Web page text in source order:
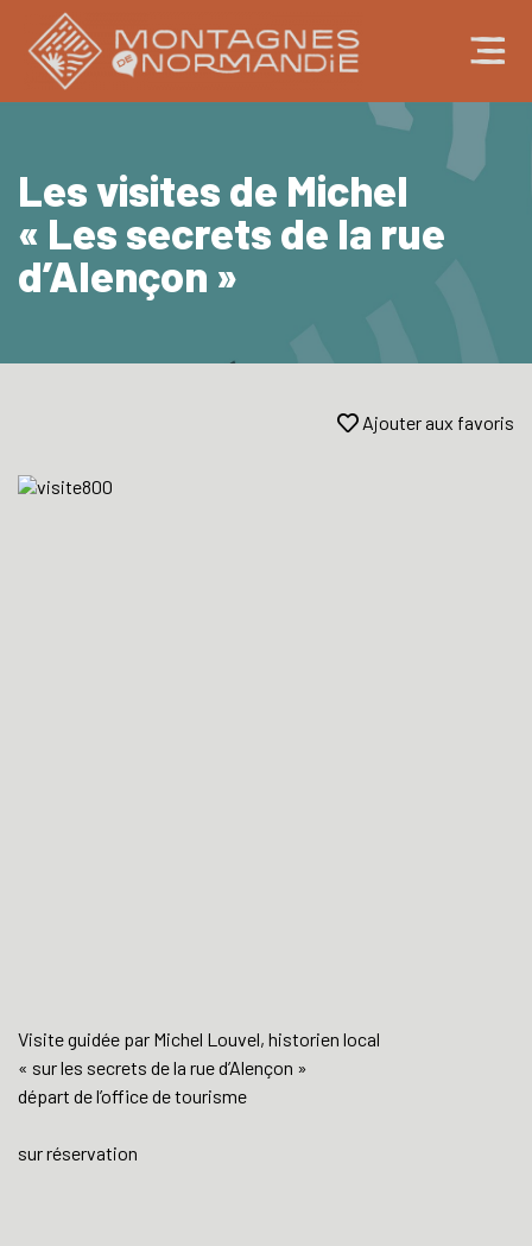
Les visites de Michel
« Les secrets de la rue
d’Alençon »
Ajouter aux favoris
Visite guidée par Michel Louvel, historien local
« sur les secrets de la rue d’Alençon »
départ de l’office de tourisme
sur réservation